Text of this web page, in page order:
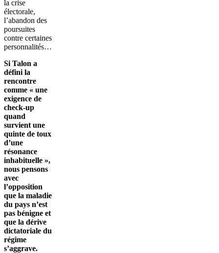
la crise
électorale,
l’abandon des
poursuites
contre certaines
personnalités…
Si Talon a
défini la
rencontre
comme « une
exigence de
check-up
quand
survient une
quinte de toux
d’une
résonance
inhabituelle »,
nous pensons
avec
l’opposition
que la maladie
du pays n’est
pas bénigne et
que la dérive
dictatoriale du
régime
s’aggrave.